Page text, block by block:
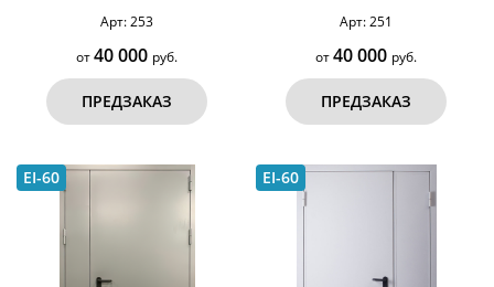
Арт: 253
от40 000 руб.
ПРЕДЗАКАЗ
Арт: 251
от40 000 руб.
ПРЕДЗАКАЗ
EI-60 EI-60